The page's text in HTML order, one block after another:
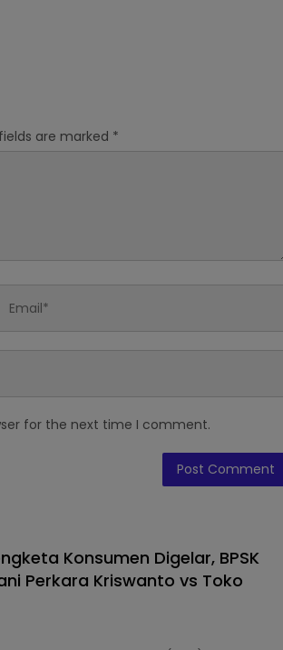
are marked *
for the next time I comment.
Konsumen Digelar, BPSK
Perkara Kriswanto vs Toko